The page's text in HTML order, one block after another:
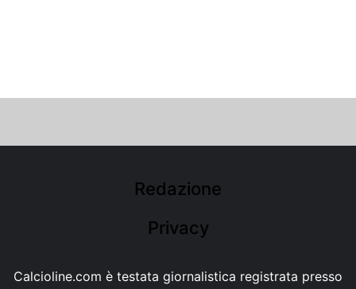
Redazione
Privacy
Calcioline.com è testata giornalistica registrata presso